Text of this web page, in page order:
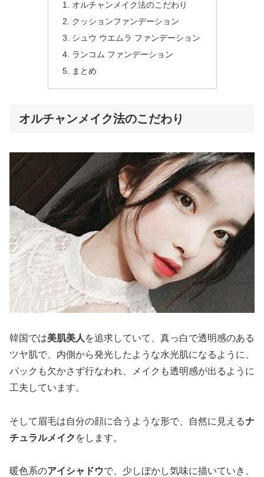
オルチャンメイク法のこだわり
クッションファンデーション
シュウ ウエムラ ファンデーション
ランコム ファンデーション
まとめ
オルチャンメイク法のこだわり
韓国では美肌美人 を追求していて、真っ白で透明感のある
ツヤ肌で、内側から発光したような水光肌になるように、
パックも欠かさず行なわれ、メイクも透明感が出るように
工夫しています。
そして眉毛は自分の顔に合うような形で、自然に見えるナ
チュラルメイク をします。
暖色系のアイシャドウで、少しぼかし気味に描いていき、